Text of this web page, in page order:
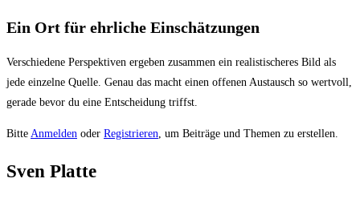
Ein Ort für ehrliche Einschätzungen
Verschiedene Perspektiven ergeben zusammen ein realistischeres Bild als
jede einzelne Quelle. Genau das macht einen offenen Austausch so wertvoll,
gerade bevor du eine Entscheidung triffst.
Bitte Anmelden oder Registrieren, um Beiträge und Themen zu erstellen.
Sven Platte